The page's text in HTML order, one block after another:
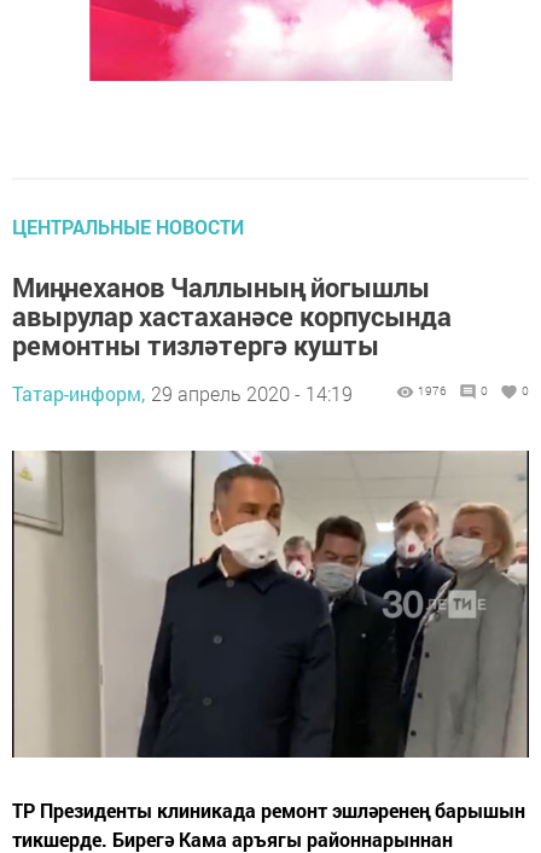
ЦЕНТРАЛЬНЫЕ НОВОСТИ
Миңнеханов Чаллының йогышлы
авырулар хастаханәсе корпусында
ремонтны тизләтергә кушты
Татар-информ, 29 апрель 2020 - 14:19 1976 0 0
ТР Президенты клиникада ремонт эшләренең барышын
тикшерде. Бирегә Кама аръягы районнарыннан